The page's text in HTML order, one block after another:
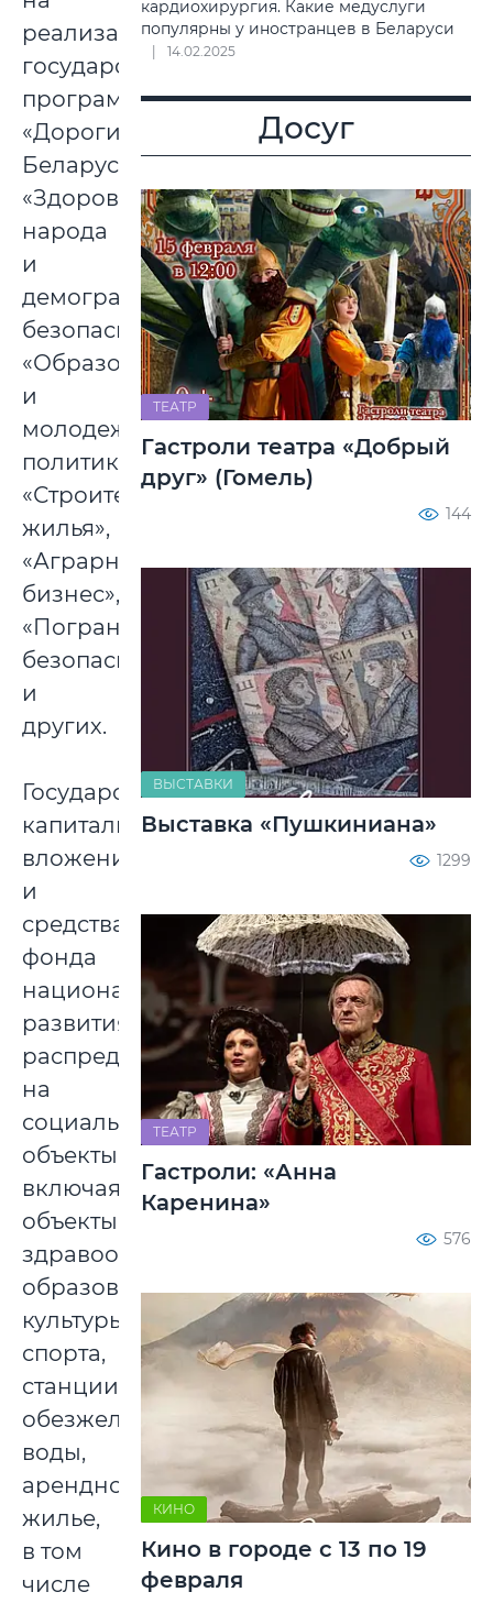
реализацию
государственных
программ
«Дороги
Беларуси»,
«Здоровье
народа
и
демографическая
безопасность»,
«Образование
и
молодежная
политика»,
«Строительство
жилья»,
«Аграрный
бизнес»,
«Пограничная
безопасность»
и
других.
Государственные
капитальные
вложения
и
средства
фонда
национального
развития
распределены
на
социальные
объекты,
включая
объекты
здравоохранения,
образования,
культуры,
спорта,
станции
обезжелезивания
воды,
арендное
жилье,
в том
числе
кардиохирургия. Какие медуслуги
популярны у иностранцев в Беларуси
14.02.2025
Досуг
ТЕАТР
Гастроли театра «Добрый
друг» (Гомель)
144
ВЫСТАВКИ
Выставка «Пушкиниана»
1299
ТЕАТР
Гастроли: «Анна
Каренина»
576
КИНО
Кино в городе с 13 по 19
февраля